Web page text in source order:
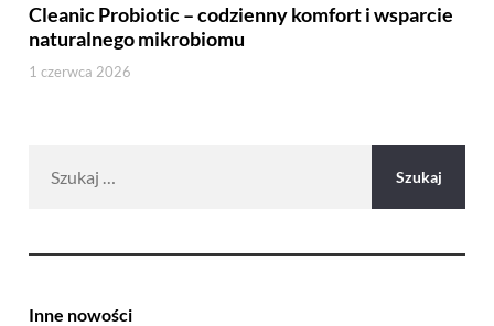
Cleanic Probiotic – codzienny komfort i wsparcie
naturalnego mikrobiomu
1 czerwca 2026
Inne nowości